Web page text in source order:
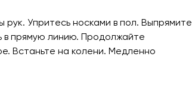
Упритесь носками в пол. Выпрямите
в прямую линию. Продолжайте
Встаньте на колени. Медленно